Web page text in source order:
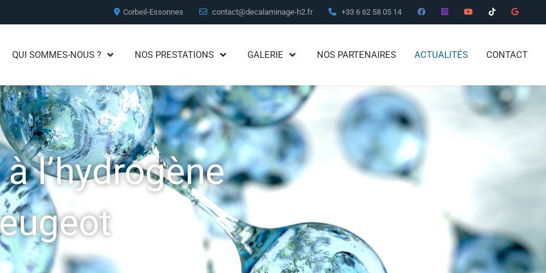
Corbeil-Essonnes contact@decalaminage-h2.fr +33 6 62 58 05 14
QUI SOMMES-NOUS ? NOS PRESTATIONS GALERIE NOS PARTENAIRES ACTUALITÉS CONTACT
l’hydrogène